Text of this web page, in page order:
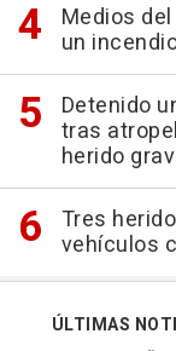
Medios
un
Detenido
tras
herido
Tres
vehículos
ÚLTIMAS